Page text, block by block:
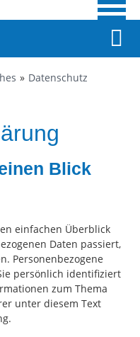
Datenschutz
Blick
einfachen Überblick
Daten passiert,
Personenbezogene
persönlich identifiziert
zum Thema
unter diesem Text